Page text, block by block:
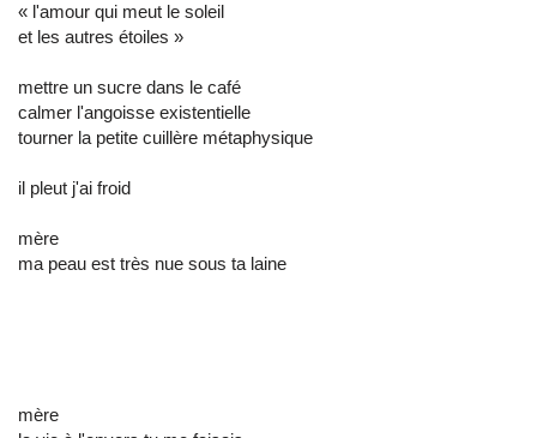
« l'amour qui meut le soleil
et les autres étoiles »
mettre un sucre dans le café
calmer l'angoisse existentielle
tourner la petite cuillère métaphysique
il pleut j'ai froid
mère
ma peau est très nue sous ta laine
mère